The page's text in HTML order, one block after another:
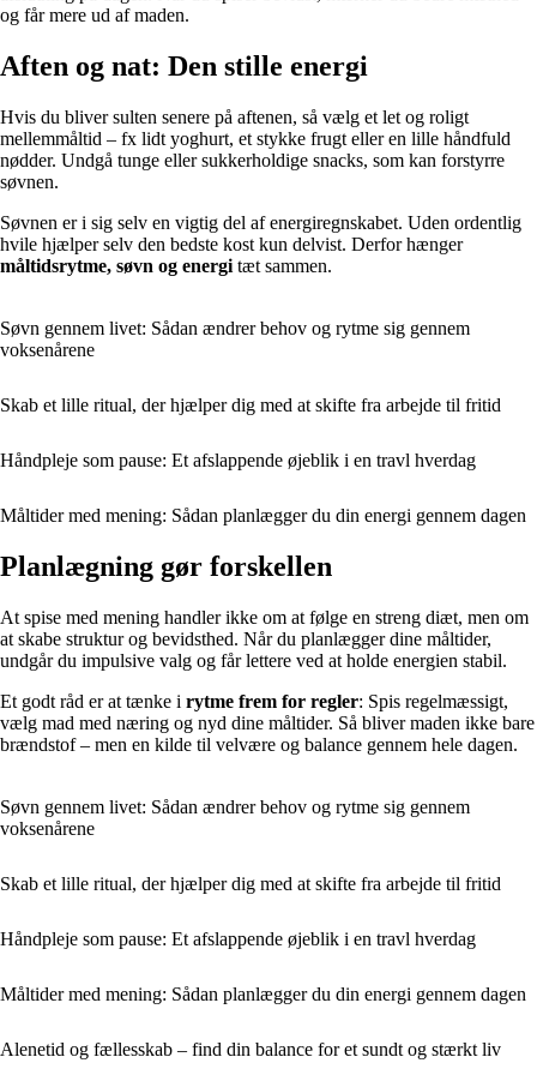
og får mere ud af maden.
Aften og nat: Den stille energi
Hvis du bliver sulten senere på aftenen, så vælg et let og roligt
mellemmåltid – fx lidt yoghurt, et stykke frugt eller en lille håndfuld
nødder. Undgå tunge eller sukkerholdige snacks, som kan forstyrre
søvnen.
Søvnen er i sig selv en vigtig del af energiregnskabet. Uden ordentlig
hvile hjælper selv den bedste kost kun delvist. Derfor hænger
måltidsrytme, søvn og energi tæt sammen.
Søvn gennem livet: Sådan ændrer behov og rytme sig gennem
voksenårene
Skab et lille ritual, der hjælper dig med at skifte fra arbejde til fritid
Håndpleje som pause: Et afslappende øjeblik i en travl hverdag
Måltider med mening: Sådan planlægger du din energi gennem dagen
Planlægning gør forskellen
At spise med mening handler ikke om at følge en streng diæt, men om
at skabe struktur og bevidsthed. Når du planlægger dine måltider,
undgår du impulsive valg og får lettere ved at holde energien stabil.
Et godt råd er at tænke i rytme frem for regler: Spis regelmæssigt,
vælg mad med næring og nyd dine måltider. Så bliver maden ikke bare
brændstof – men en kilde til velvære og balance gennem hele dagen.
Søvn gennem livet: Sådan ændrer behov og rytme sig gennem
voksenårene
Skab et lille ritual, der hjælper dig med at skifte fra arbejde til fritid
Håndpleje som pause: Et afslappende øjeblik i en travl hverdag
Måltider med mening: Sådan planlægger du din energi gennem dagen
Alenetid og fællesskab – find din balance for et sundt og stærkt liv